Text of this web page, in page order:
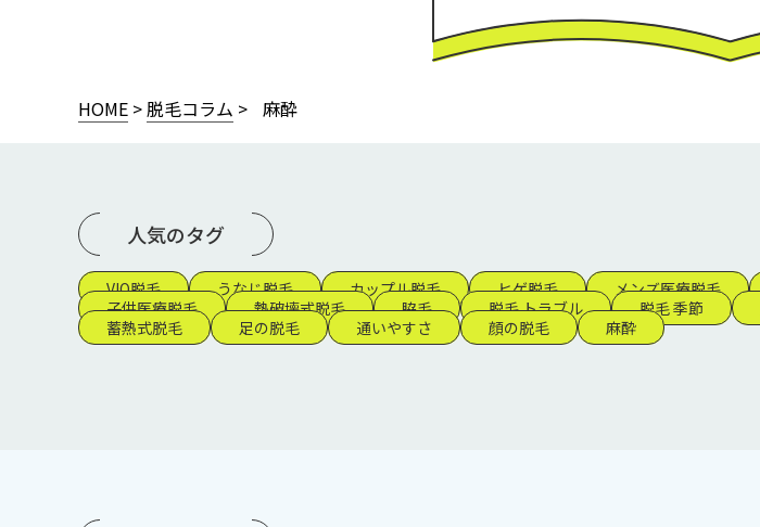
HOME >脱毛コラム > 麻酔
人気のタグ
VIO脱毛 うなじ脱毛 カップル脱毛 ヒゲ脱毛 メンズ医療脱毛
子供医療脱毛
熱破壊式脱毛 脇毛 脱毛 トラブル 脱毛 季節
蓄熱式脱毛
足の脱毛 通いやすさ 顔の脱毛 麻酔